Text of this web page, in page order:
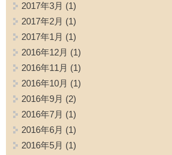
2017年3月 (1)
2017年2月 (1)
2017年1月 (1)
2016年12月 (1)
2016年11月 (1)
2016年10月 (1)
2016年9月 (2)
2016年7月 (1)
2016年6月 (1)
2016年5月 (1)